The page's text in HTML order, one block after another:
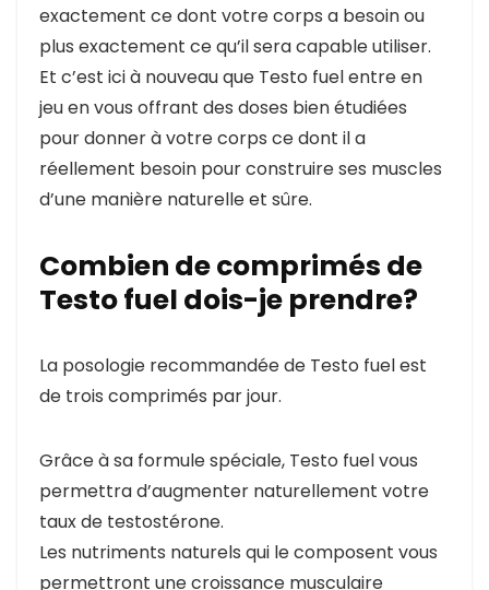
exactement ce dont votre corps a besoin ou
plus exactement ce qu’il sera capable utiliser.
Et c’est ici à nouveau que Testo fuel entre en
jeu en vous offrant des doses bien étudiées
pour donner à votre corps ce dont il a
réellement besoin pour construire ses muscles
d’une manière naturelle et sûre.
Combien de comprimés de
Testo fuel dois-je prendre?
La posologie recommandée de Testo fuel est
de trois comprimés par jour.
Grâce à sa formule spéciale, Testo fuel vous
permettra d’augmenter naturellement votre
taux de testostérone.
Les nutriments naturels qui le composent vous
permettront une croissance musculaire